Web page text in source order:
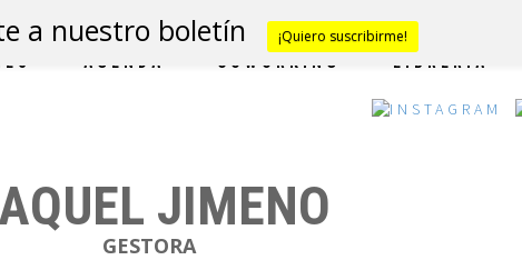
AGENDA COWORKING LIBRERÍA
JIMENO
GESTORA
a nuestro boletín ¡Quiero suscribirme!